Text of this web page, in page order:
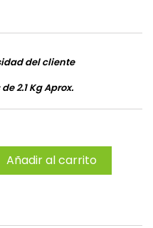
del cliente
2.1 Kg Aprox.
Añadir al carrito